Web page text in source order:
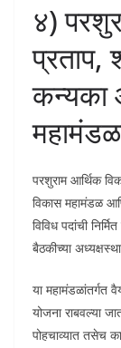
४)
प्रताप,
कन्यका
परशुराम आर्थिक
विकास महामंडळ
विविध पदांची
बैठकीच्या
या महामंडळांतर्गत
योजना राबवल्या
पोहचाव्यात तसेच